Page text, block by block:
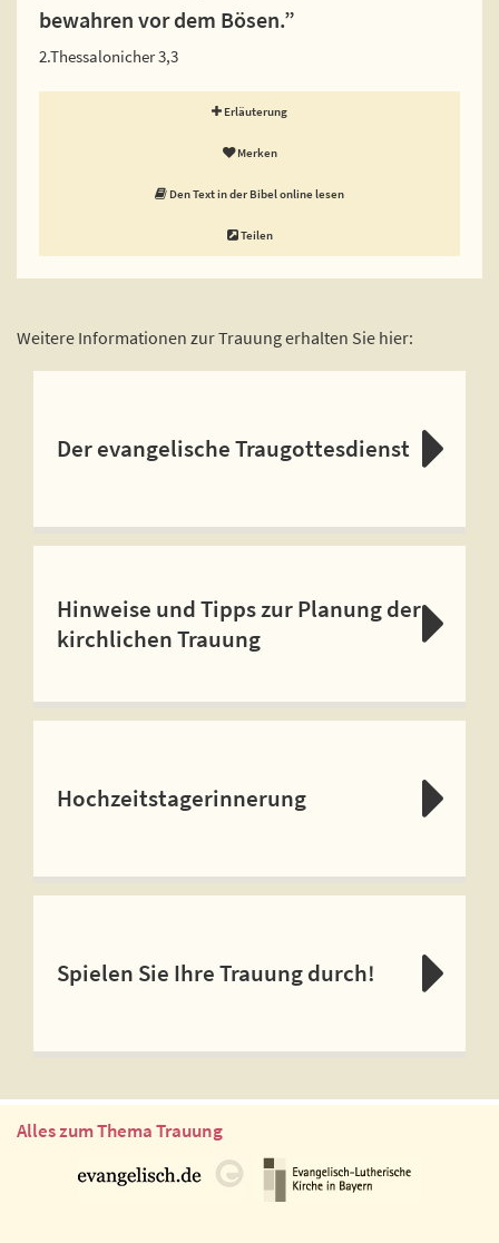
bewahren vor dem Bösen.”
2.Thessalonicher 3,3
Erläuterung
Merken
Den Text in der Bibel online lesen
Teilen
Weitere Informationen zur Trauung erhalten Sie hier:
Der evangelische Traugottesdienst
Hinweise und Tipps zur Planung der
kirchlichen Trauung
Hochzeitstagerinnerung
Spielen Sie Ihre Trauung durch!
Alles zum Thema Trauung